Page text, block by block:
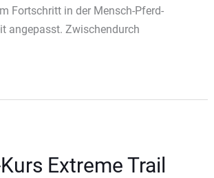
Fortschritt in der Mensch-Pferd-
angepasst. Zwischendurch
Extreme Trail